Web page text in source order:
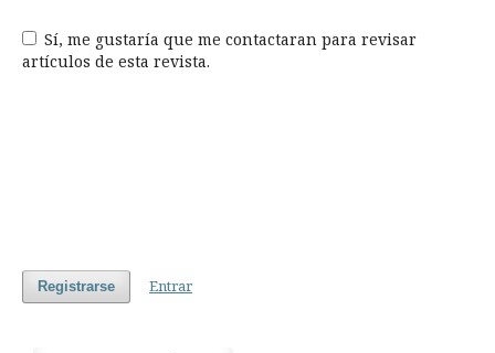
Sí, me gustaría que me contactaran para revisar
artículos de esta revista.
Registrarse Entrar